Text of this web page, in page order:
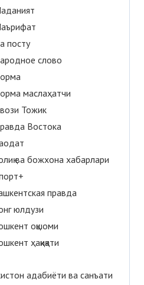
посту
слово
маслаҳатчи
Тожик
Востока
ва божхона хабарлари
правда
юлдузи
оқшоми
ҳақиқати
адабиёти ва санъати